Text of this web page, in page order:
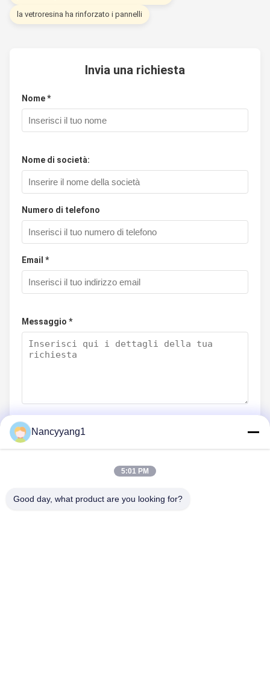
la vetroresina ha rinforzato i pannelli
Invia una richiesta
Nome *
Nome di società:
Numero di telefono
Email *
Messaggio *
CONTATTICI
Nancyyang1
5:01 PM
Good day, what product are you looking for?